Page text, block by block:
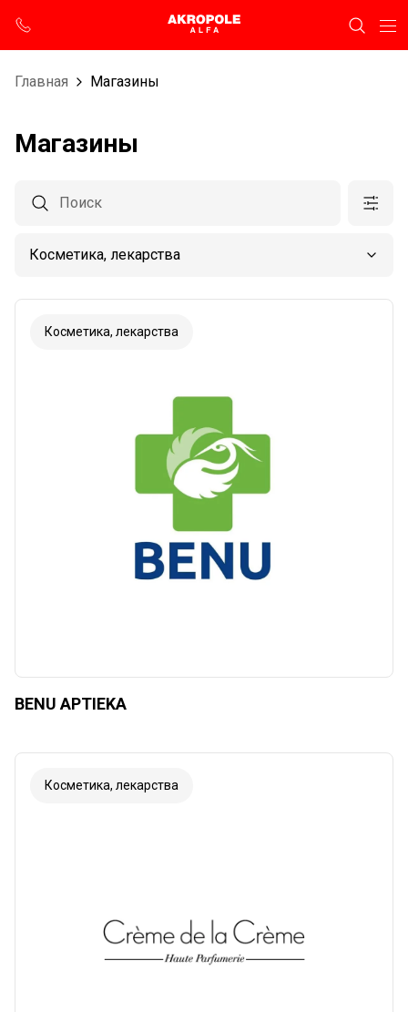
Главная Магазины
Магазины
Косметика, лекарства
BENU APTIEKA
Косметика, лекарства